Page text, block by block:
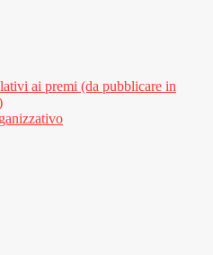
ai premi (da pubblicare in